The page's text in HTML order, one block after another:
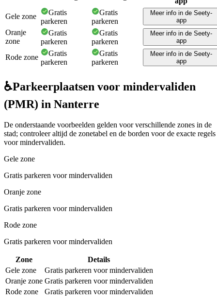
Gele zone
Gratis
parkeren
Gratis
parkeren
Meer info in de Seety-
app
Oranje
zone
Gratis
parkeren
Gratis
parkeren
Meer info in de Seety-
app
Rode zone
Gratis
parkeren
Gratis
parkeren
Meer info in de Seety-
app
♿Parkeerplaatsen voor mindervaliden
(PMR) in Nanterre
De onderstaande voorbeelden gelden voor verschillende zones in de
stad; controleer altijd de zonetabel en de borden voor de exacte regels
voor mindervaliden.
Gele zone
Gratis parkeren voor mindervaliden
Oranje zone
Gratis parkeren voor mindervaliden
Rode zone
Gratis parkeren voor mindervaliden
Zone
Details
Gele zone
Gratis parkeren voor mindervaliden
Oranje zone Gratis parkeren voor mindervaliden
Rode zone
Gratis parkeren voor mindervaliden